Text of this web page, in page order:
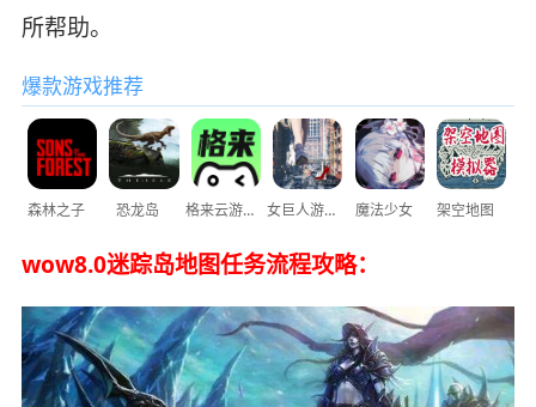
所帮助。
爆款游戏推荐
森林之子 恐龙岛 格来云游戏 女巨人游乐场 魔法少女 架空地图
wow8.0迷踪岛地图任务流程攻略：